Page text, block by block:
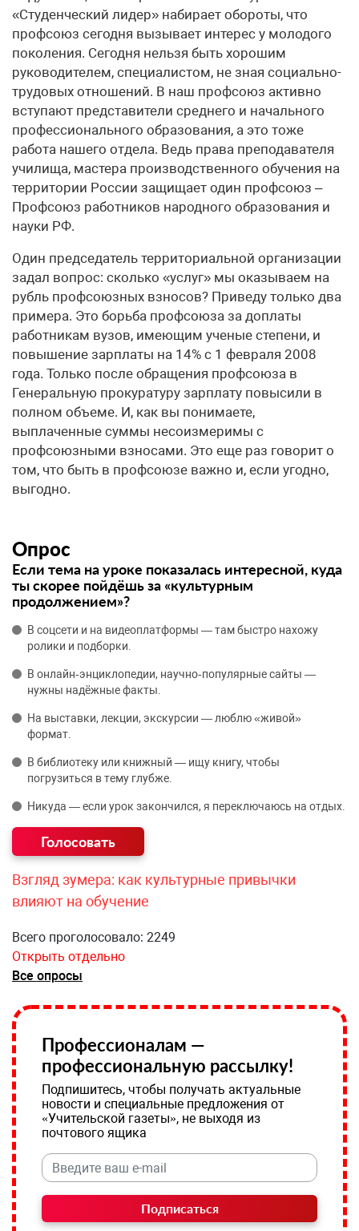
«Студенческий лидер» набирает обороты, что
профсоюз сегодня вызывает интерес у молодого
поколения. Сегодня нельзя быть хорошим
руководителем, специалистом, не зная социально-
трудовых отношений. В наш профсоюз активно
вступают представители среднего и начального
профессионального образования, а это тоже
работа нашего отдела. Ведь права преподавателя
училища, мастера производственного обучения на
территории России защищает один профсоюз –
Профсоюз работников народного образования и
науки РФ.
Один председатель территориальной организации
задал вопрос: сколько «услуг» мы оказываем на
рубль профсоюзных взносов? Приведу только два
примера. Это борьба профсоюза за доплаты
работникам вузов, имеющим ученые степени, и
повышение зарплаты на 14% с 1 февраля 2008
года. Только после обращения профсоюза в
Генеральную прокуратуру зарплату повысили в
полном объеме. И, как вы понимаете,
выплаченные суммы несоизмеримы с
профсоюзными взносами. Это еще раз говорит о
том, что быть в профсоюзе важно и, если угодно,
выгодно.
Опрос
Если тема на уроке показалась интересной, куда
ты скорее пойдёшь за «культурным
продолжением»?
В соцсети и на видеоплатформы — там быстро нахожу
ролики и подборки.
В онлайн‑энциклопедии, научно‑популярные сайты —
нужны надёжные факты.
На выставки, лекции, экскурсии — люблю «живой»
формат.
В библиотеку или книжный — ищу книгу, чтобы
погрузиться в тему глубже.
Никуда — если урок закончился, я переключаюсь на отдых.
Взгляд зумера: как культурные привычки
влияют на обучение
Всего проголосовало: 2249
Открыть отдельно
Все опросы
Профессионалам —
профессиональную рассылку!
Подпишитесь, чтобы получать актуальные
новости и специальные предложения от
«Учительской газеты», не выходя из
почтового ящика
Подписаться